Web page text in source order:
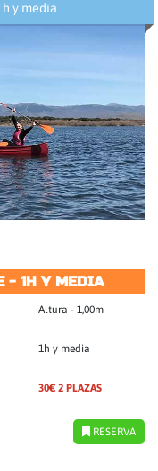
y media
- 1H Y MEDIA
Altura - 1,00m
1h y media
30€ 2 PLAZAS
RESERVA